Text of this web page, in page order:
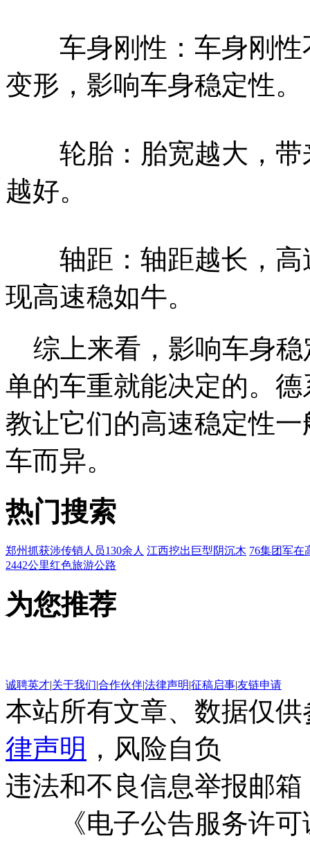
车身刚性：车身刚性
变形，影响车身稳定性。
轮胎：胎宽越大，带
越好。
轴距：轴距越长，高
现高速稳如牛。
综上来看，影响车身稳
单的车重就能决定的。
教让它们的高速稳定性
车而异。
热门搜索
郑州抓获涉传销人员130余人 江西挖出巨型阴沉木 76集团军在
2442公里红色旅游公路
为您推荐
诚聘英才|关于我们|合作伙伴|法律声明|征稿启事|友链申请
本站所有文章、数据仅
律声明 ，风险自负
违法和不良信息举报邮箱
《电子公告服务许可